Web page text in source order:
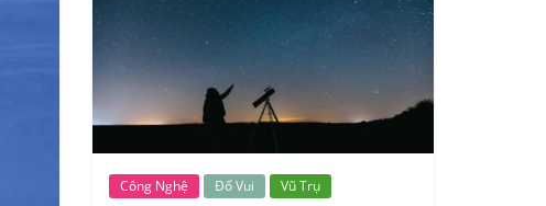
Công Nghệ Đố Vui Vũ Trụ